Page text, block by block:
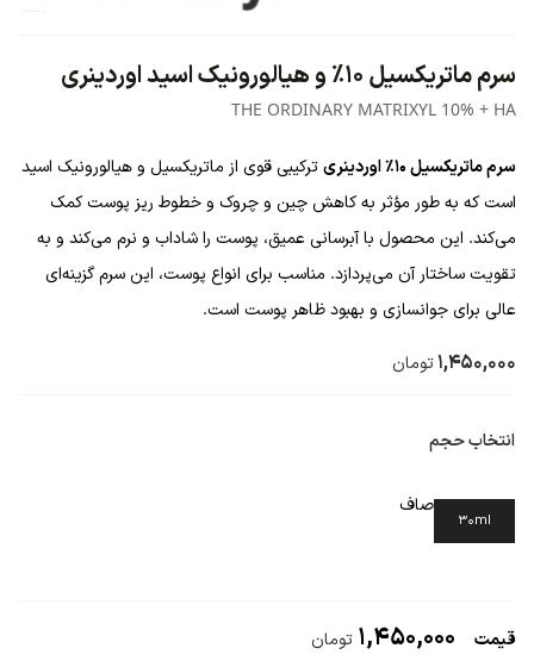
سرم ماتریکسیل 10% و هیالورونیک اسید اوردینری
THE ORDINARY MATRIXYL 10% + HA
سرم ماتریکسیل 10% اوردینری
ترکیبی قوی از ماتریکسیل و هیالورونیک اسید
است که به طور مؤثر به کاهش چین و چروک و خطوط ریز پوست کمک
می‌کند. این محصول با آبرسانی عمیق، پوست را شاداب و نرم می‌کند و به
تقویت ساختار آن می‌پردازد. مناسب برای انواع پوست، این سرم گزینه‌ای
عالی برای جوانسازی و بهبود ظاهر پوست است.
1,450,000تومان
انتخاب حجم
30ml
صاف
1,450,000 تومان